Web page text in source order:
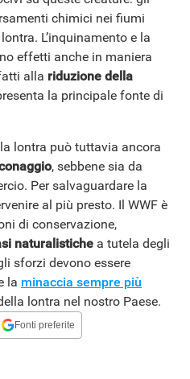
chimici nei fiumi
L’inquinamento e la
effetti anche in maniera
alla riduzione della
la principale fonte di
lontra può tuttavia ancora
, sebbene sia da
Per salvaguardare la
al più presto. Il WWF è
di conservazione,
naturalistiche a tutela degli
sforzi devono essere
la minaccia sempre più
lontra nel nostro Paese.
Fonti preferite